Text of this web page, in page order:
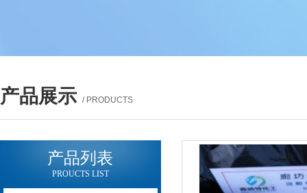
产品展示 / PRODUCTS
产品列表
PROUCTS LIST